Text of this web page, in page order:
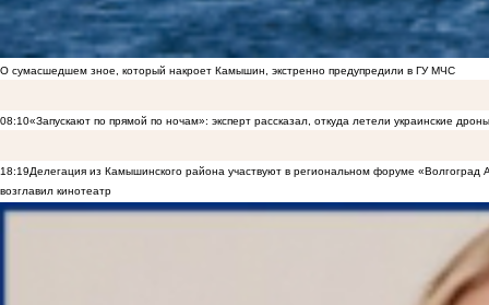
О сумасшедшем зное, который накроет Камышин, экстренно предупредили в ГУ МЧС
08:10«Запускают по прямой по ночам»: эксперт рассказал, откуда летели украинские
18:19Делегация из Камышинского района участвуют в региональном форуме «Волгоград
возглавил кинотеатр